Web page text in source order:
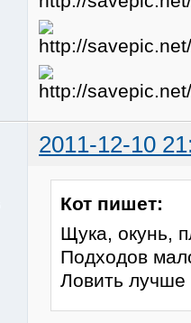
2011-12-10
Кот пишет:
Щука, окунь,
Подходов
Ловить лучше